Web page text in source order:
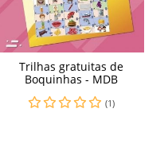
Trilhas gratuitas de
Boquinhas - MDB
(1)